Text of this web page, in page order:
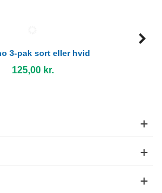
3-pak sort eller hvid
125,00 kr.